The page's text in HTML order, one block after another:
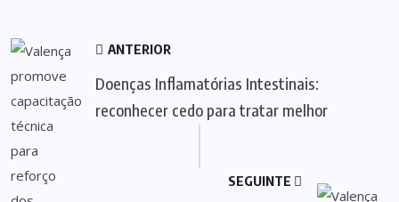
ANTERIOR
Doenças Inflamatórias Intestinais:
reconhecer cedo para tratar melhor
SEGUINTE